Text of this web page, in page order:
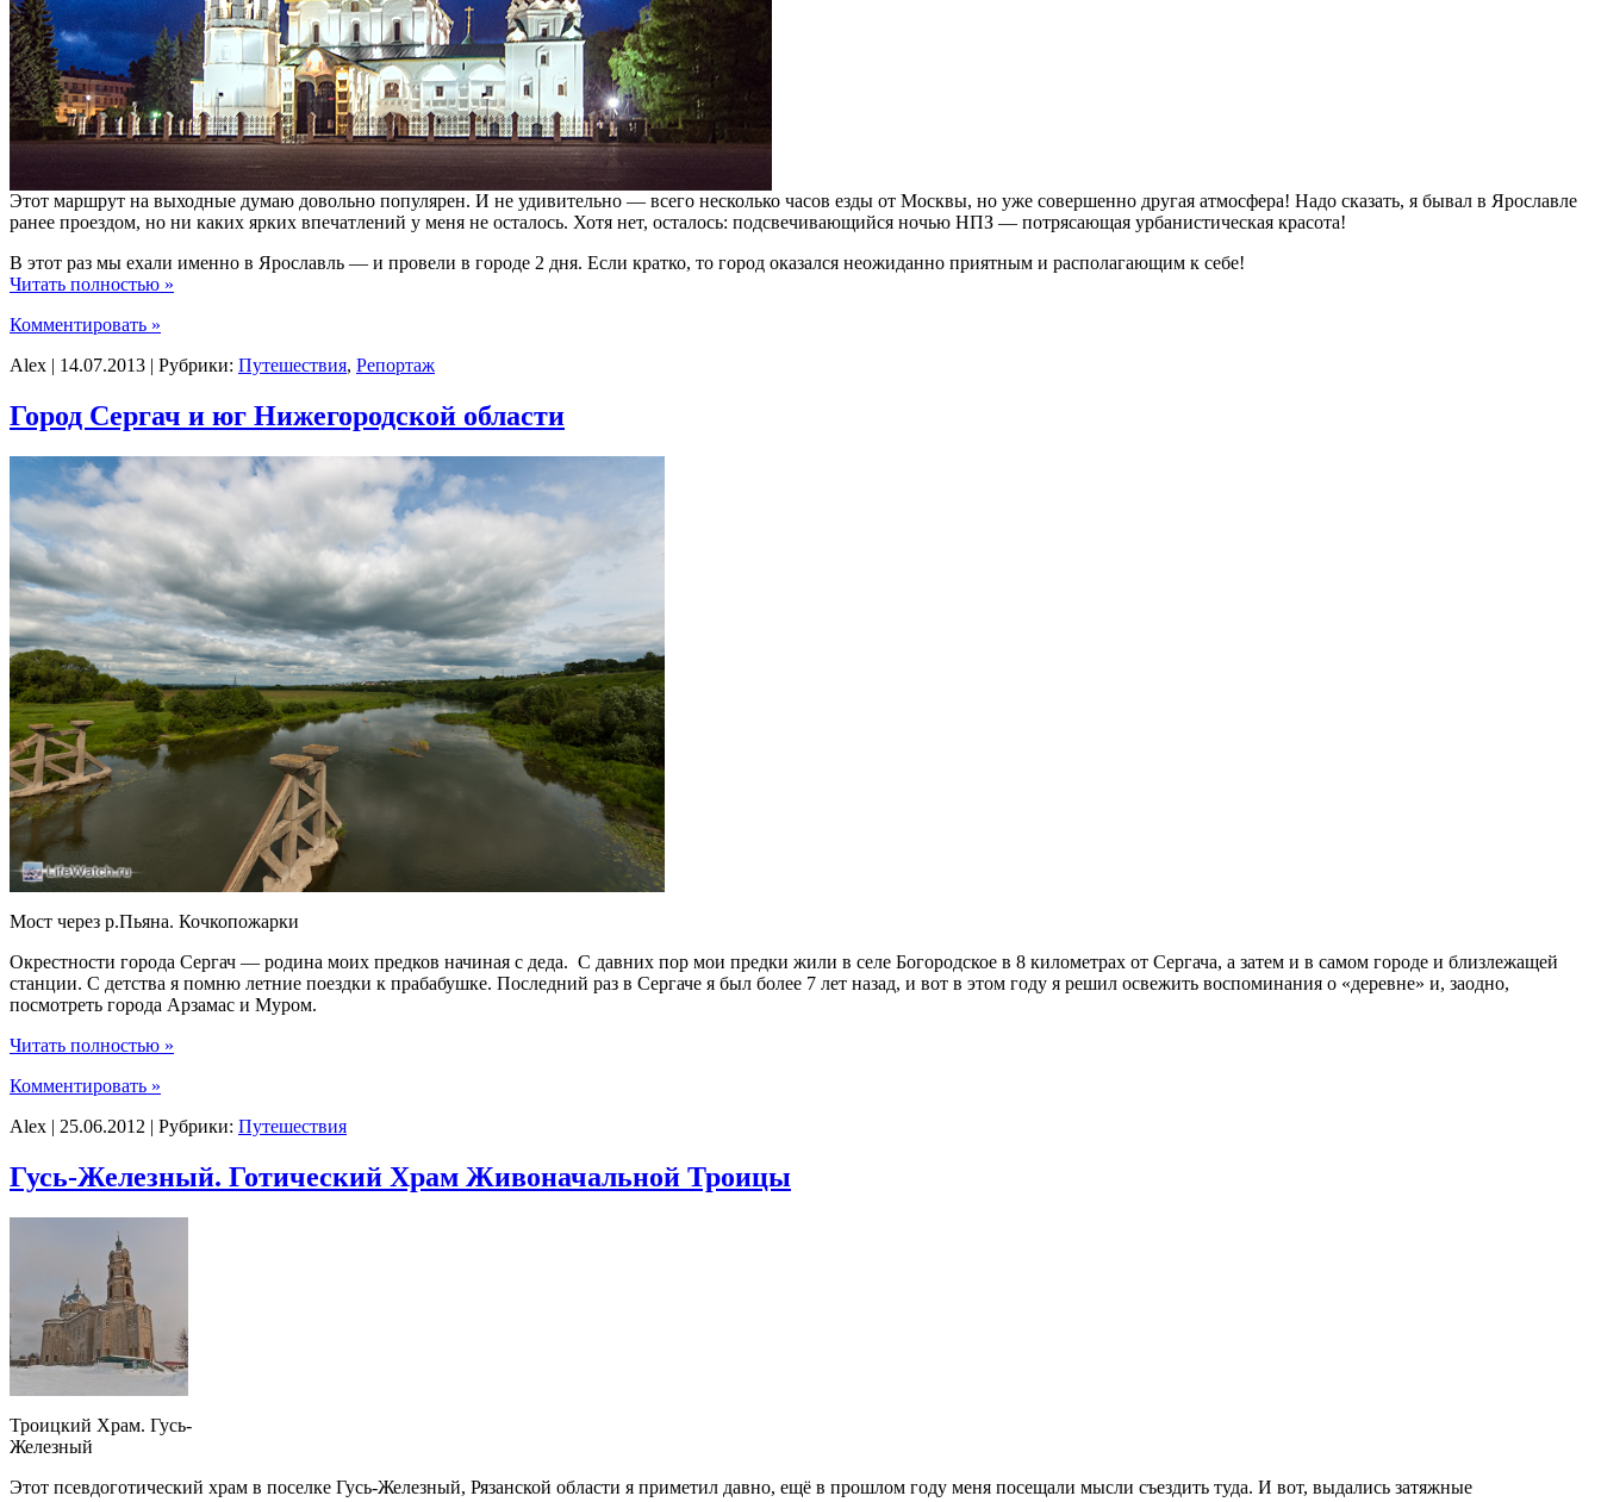
Этот маршрут на выходные думаю довольно популярен. И не удивительно — всего несколько часов езды от Москвы, но уже совершенно другая атмосфера! Надо сказать, я бывал в Ярославле
ранее проездом, но ни каких ярких впечатлений у меня не осталось. Хотя нет, осталось: подсвечивающийся ночью НПЗ — потрясающая урбанистическая красота!
В этот раз мы ехали именно в Ярославль — и провели в городе 2 дня. Если кратко, то город оказался неожиданно приятным и располагающим к себе!
Читать полностью »
Комментировать »
Alex | 14.07.2013 | Рубрики: Путешествия, Репортаж
Город Сергач и юг Нижегородской области
Мост через р.Пьяна. Кочкопожарки
Окрестности города Сергач — родина моих предков начиная с деда. С давних пор мои предки жили в селе Богородское в 8 километрах от Сергача, а затем и в самом городе и близлежащей
станции. С детства я помню летние поездки к прабабушке. Последний раз в Сергаче я был более 7 лет назад, и вот в этом году я решил освежить воспоминания о «деревне» и, заодно,
посмотреть города Арзамас и Муром.
Читать полностью »
Комментировать »
Alex | 25.06.2012 | Рубрики: Путешествия
Гусь-Железный. Готический Храм Живоначальной Троицы
Троицкий Храм. Гусь-
Железный
Этот псевдоготический храм в поселке Гусь-Железный, Рязанской области я приметил давно, ещё в прошлом году меня посещали мысли съездить туда. И вот, выдались затяжные